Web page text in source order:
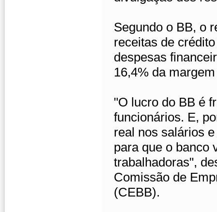
Segundo o BB, o
receitas de
despesas
16,4% da
"O lucro do BB é
funcionários. E,
real nos salários
para que o banco
trabalhadoras",
Comissão de
(CEBB).